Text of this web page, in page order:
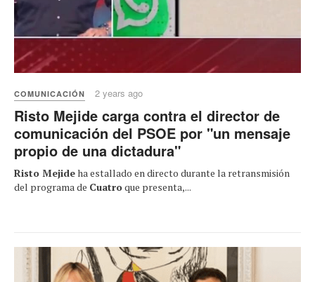
COMUNICACIÓN 2 years ago
Risto Mejide carga contra el director de
comunicación del PSOE por "un mensaje
propio de una dictadura"
Risto Mejideha estallado en directo durante la retransmisión
del programa de Cuatroque presenta,...